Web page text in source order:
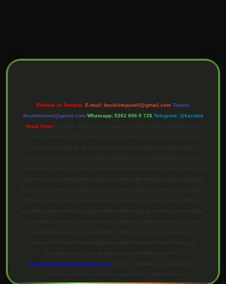
Reklam ve İletişim: E-mail: backlinkpaneli@gmail.com Teams:
forumhizmeti@gmail.com Whatsapp: 0262 606 0 726 Telegram: @karabul
Yasal Uyarı:
backlinkpanelicomtr@gmail.com